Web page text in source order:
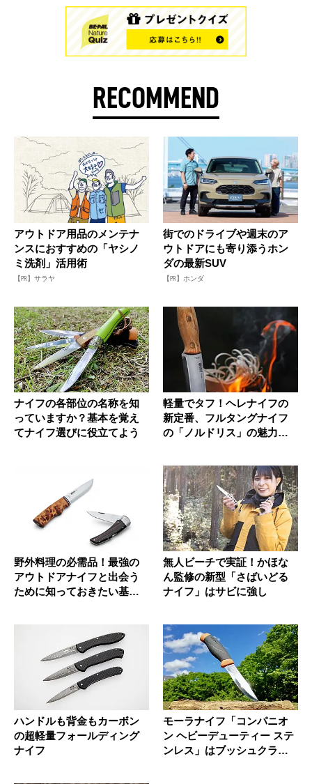
RECOMMEND
アウトドア用品のメンテナ
ンスにおすすめの「ヤシノ
ミ洗剤」活用術
【PR】サラヤ
街でのドライブや週末のア
ウトドアにも寄り添うホン
ダの最新SUV
【PR】ホンダ
ナイフの各部位の名称を知
っていますか？基本を覚え
てナイフ選びに役立てよう
軽量でタフ！ヘレナイフの
新定番、フルタングナイフ
の「ノルドリス」の魅力を
野外料理の必需品！最強の
アウトドアナイフと出会う
ために知っておきたい基礎
無人ビーチで実証！かほな
ん監修の新型「さばいどる
ナイフ」はサビに強し
ハンドルも背金もカーボン
の超軽量フォールディング
ナイフ
モーラナイフ「コンパニオ
ン ヘビーデューティー ステ
ンレス」はブッシュクラフ